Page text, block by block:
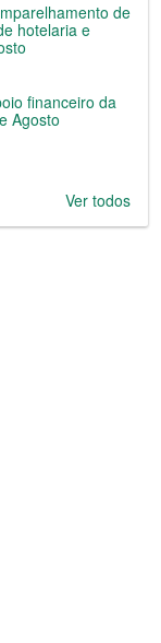
de
hotelaria e
financeiro da
Agosto
Ver todos